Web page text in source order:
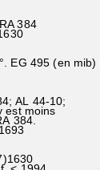
384
EG 495 (en mib)
AL 44-10;
moins
384.